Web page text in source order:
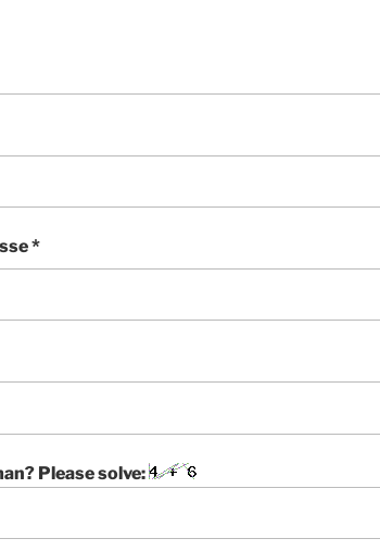
*
Please solve: